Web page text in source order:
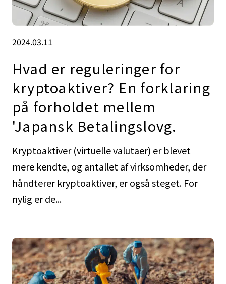
2024.03.11
Hvad er reguleringer for
kryptoaktiver? En forklaring
på forholdet mellem
'Japansk Betalingslovg.
Kryptoaktiver (virtuelle valutaer) er blevet
mere kendte, og antallet af virksomheder, der
håndterer kryptoaktiver, er også steget. For
nylig er de...